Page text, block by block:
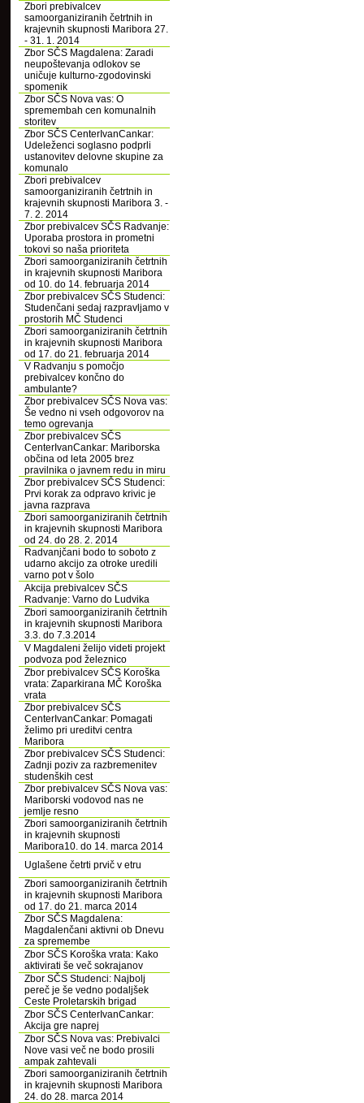
Zbori prebivalcev
samoorganiziranih četrtnih in
krajevnih skupnosti Maribora 27.
- 31. 1. 2014
Zbor SČS Magdalena: Zaradi
neupoštevanja odlokov se
uničuje kulturno-zgodovinski
spomenik
Zbor SČS Nova vas: O
spremembah cen komunalnih
storitev
Zbor SČS CenterIvanCankar:
Udeleženci soglasno podprli
ustanovitev delovne skupine za
komunalo
Zbori prebivalcev
samoorganiziranih četrtnih in
krajevnih skupnosti Maribora 3. -
7. 2. 2014
Zbor prebivalcev SČS Radvanje:
Uporaba prostora in prometni
tokovi so naša prioriteta
Zbori samoorganiziranih četrtnih
in krajevnih skupnosti Maribora
od 10. do 14. februarja 2014
Zbor prebivalcev SČS Studenci:
Studenčani sedaj razpravljamo v
prostorih MČ Studenci
Zbori samoorganiziranih četrtnih
in krajevnih skupnosti Maribora
od 17. do 21. februarja 2014
V Radvanju s pomočjo
prebivalcev končno do
ambulante?
Zbor prebivalcev SČS Nova vas:
Še vedno ni vseh odgovorov na
temo ogrevanja
Zbor prebivalcev SČS
CenterIvanCankar: Mariborska
občina od leta 2005 brez
pravilnika o javnem redu in miru
Zbor prebivalcev SČS Studenci:
Prvi korak za odpravo krivic je
javna razprava
Zbori samoorganiziranih četrtnih
in krajevnih skupnosti Maribora
od 24. do 28. 2. 2014
Radvanjčani bodo to soboto z
udarno akcijo za otroke uredili
varno pot v šolo
Akcija prebivalcev SČS
Radvanje: Varno do Ludvika
Zbori samoorganiziranih četrtnih
in krajevnih skupnosti Maribora
3.3. do 7.3.2014
V Magdaleni želijo videti projekt
podvoza pod železnico
Zbor prebivalcev SČS Koroška
vrata: Zaparkirana MČ Koroška
vrata
Zbor prebivalcev SČS
CenterIvanCankar: Pomagati
želimo pri ureditvi centra
Maribora
Zbor prebivalcev SČS Studenci:
Zadnji poziv za razbremenitev
studenških cest
Zbor prebivalcev SČS Nova vas:
Mariborski vodovod nas ne
jemlje resno
Zbori samoorganiziranih četrtnih
in krajevnih skupnosti
Maribora10. do 14. marca 2014
Uglašene četrti prvič v etru
Zbori samoorganiziranih četrtnih
in krajevnih skupnosti Maribora
od 17. do 21. marca 2014
Zbor SČS Magdalena:
Magdalenčani aktivni ob Dnevu
za spremembe
Zbor SČS Koroška vrata: Kako
aktivirati še več sokrajanov
Zbor SČS Studenci: Najbolj
pereč je še vedno podaljšek
Ceste Proletarskih brigad
Zbor SČS CenterIvanCankar:
Akcija gre naprej
Zbor SČS Nova vas: Prebivalci
Nove vasi več ne bodo prosili
ampak zahtevali
Zbori samoorganiziranih četrtnih
in krajevnih skupnosti Maribora
24. do 28. marca 2014